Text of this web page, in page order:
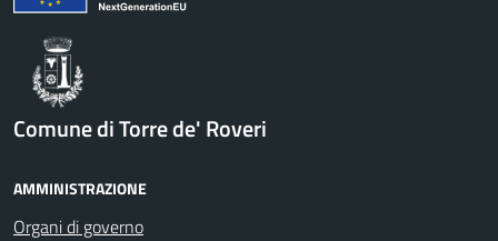
Comune di Torre de' Roveri
AMMINISTRAZIONE
Organi di governo